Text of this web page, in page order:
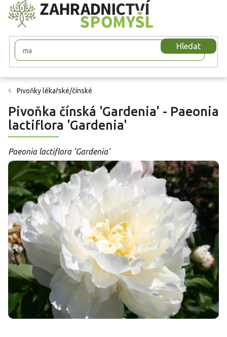
Přejít
na
obsah
Hledat
Pivoňky lékařské/čínské
Pivoňka čínská 'Gardenia' - Paeonia
lactiflora 'Gardenia'
Paeonia lactiflora 'Gardenia'